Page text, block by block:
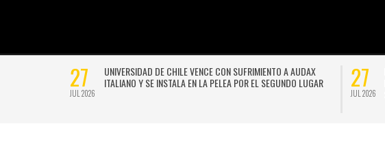
27
JUL 2026
UNIVERSIDAD DE CHILE VENCE CON SUFRIMIENTO A AUDAX
ITALIANO Y SE INSTALA EN LA PELEA POR EL SEGUNDO LUGAR
27
JUL 2026